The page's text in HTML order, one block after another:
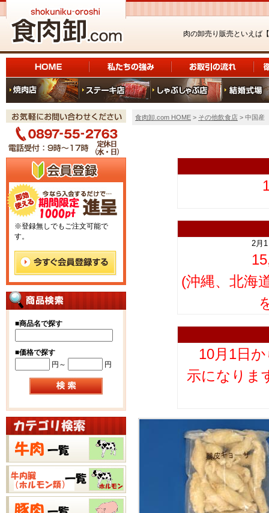
肉の卸売り販売といえば【
※登録無しでもご注文可能で
す。
■商品名で探す
■価格で探す
円～
円
食肉卸.com HOME > その他飲食店 > 中国産
2月
(沖縄、北海
10月1日
示になりま